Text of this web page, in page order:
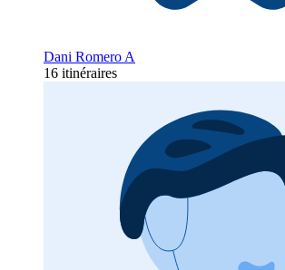
Dani Romero A
16 itinéraires